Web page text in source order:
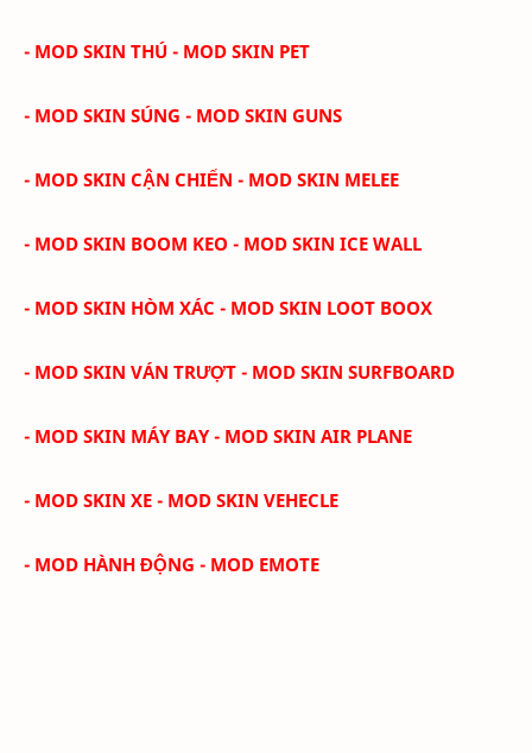
- MOD SKIN THÚ - MOD SKIN PET
- MOD SKIN SÚNG - MOD SKIN GUNS
- MOD SKIN CẬN CHIẾN - MOD SKIN MELEE
- MOD SKIN BOOM KEO - MOD SKIN ICE WALL
- MOD SKIN HÒM XÁC - MOD SKIN LOOT BOOX
- MOD SKIN VÁN TRƯỢT - MOD SKIN SURFBOARD
- MOD SKIN MÁY BAY - MOD SKIN AIR PLANE
- MOD SKIN XE - MOD SKIN VEHECLE
- MOD HÀNH ĐỘNG - MOD EMOTE